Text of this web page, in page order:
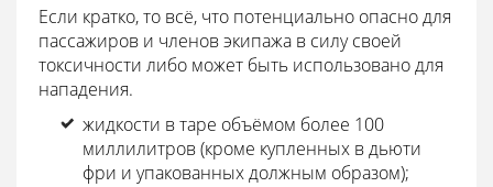
Если кратко, то всё, что потенциально опасно для
пассажиров и членов экипажа в силу своей
токсичности либо может быть использовано для
нападения.
жидкости в таре объёмом более 100
миллилитров (кроме купленных в дьюти
фри и упакованных должным образом);